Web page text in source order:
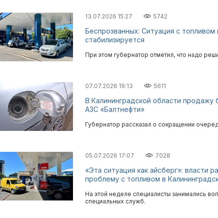
13.07.2026 15:27 5742
Беспрозванных: Ситуация с топливом
стабилизируется
При этом губернатор отметил, что надо
07.07.2026 19:13 5611
В Калининградской области
АЗС «Балтнефти»
Губернатор рассказал о сокращении
05.07.2026 17:07 7028
«Эта ситуация как айсберг»: власти
проблему с топливом в
На этой неделе специалисты занимались
специальных служб.